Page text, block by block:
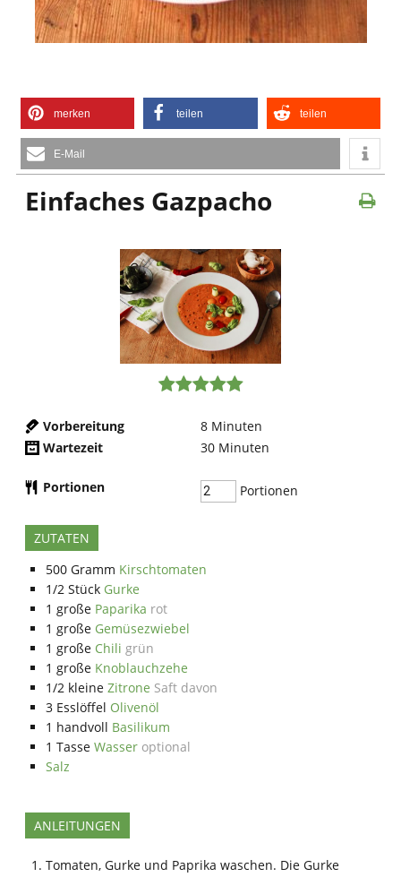
merken teilen teilen
E-Mail
Einfaches Gazpacho
Vorbereitung 8 Minuten
Wartezeit
30 Minuten
Portionen Portionen
ZUTATEN
500 Gramm Kirschtomaten
1/2 Stück Gurke
1 große Paparika rot
1 große Gemüsezwiebel
1 große Chili grün
1 große Knoblauchzehe
1/2 kleine Zitrone Saft davon
3 Esslöffel Olivenöl
1 handvoll Basilikum
1 Tasse Wasser optional
Salz
ANLEITUNGEN
Tomaten, Gurke und Paprika waschen. Die Gurke